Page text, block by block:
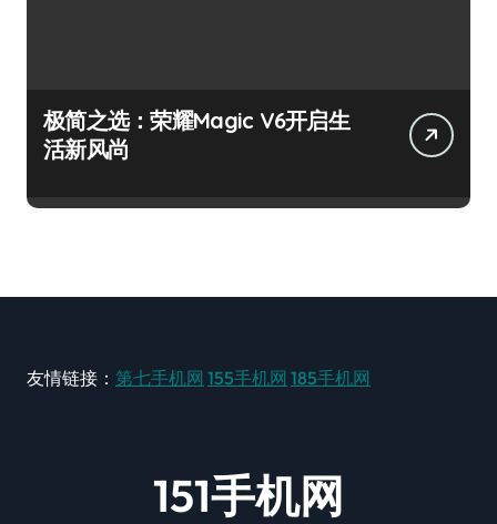
极简之选：荣耀Magic V6开启生
活新风尚
友情链接： 第七手机网 155手机网 185手机网
151手机网